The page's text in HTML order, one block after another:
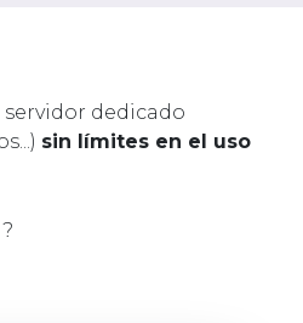
dedicado
sin límites en el uso